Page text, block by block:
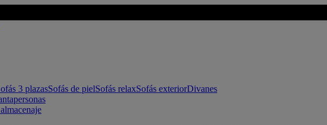
3 plazasSofás de pielSofás relaxSofás exteriorDivanes